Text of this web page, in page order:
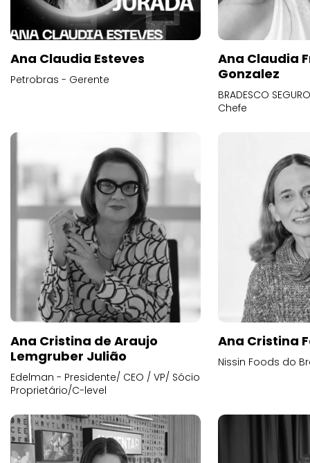
Ana Claudia Esteves
Petrobras - Gerente
Ana Claudia
Gonzalez
BRADESCO
Chefe
Ana Cristina de Araujo
Lemgruber Julião
Edelman - Presidente/ CEO / VP/ Sócio
Proprietário/C-level
Ana Cristina
Nissin Foods do